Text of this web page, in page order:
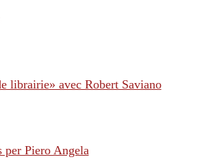
librairie» avec Robert Saviano
per Piero Angela